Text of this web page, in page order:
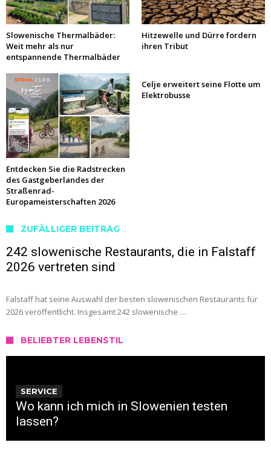
Slowenische Thermalbäder:
Weit mehr als nur
entspannende Thermalbäder
Hitzewelle und Dürre fordern
ihren Tribut
Entdecken Sie die Radstrecken
des Gastgeberlandes der
Straßenrad-
Europameisterschaften 2026
Celje erweitert seine Flotte um
Elektrobusse
ZUFÄLLIGER BEITRAG
242 slowenische Restaurants, die in Falstaff
2026 vertreten sind
Falstaff hat seine Auswahl der besten slowenischen Restaurants für
2026 veröffentlicht. Insgesamt 242 slowenische …
BELIEBTER LEBENSTIL
SERVICE
Wo kann ich mich in Slowenien testen
lassen?